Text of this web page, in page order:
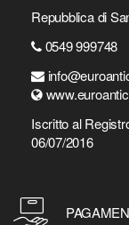
Repubblica di
0549 999748
Iscritto al
06/07/2016